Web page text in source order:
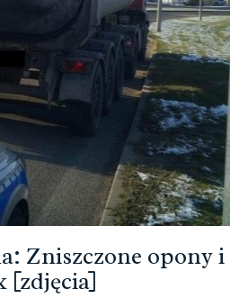
Zniszczone opony i
[zdjęcia]